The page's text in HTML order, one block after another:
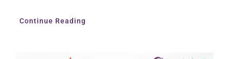
Continue Reading